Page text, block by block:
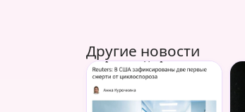
Другие новости